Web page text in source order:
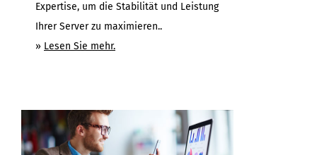
Expertise, um die Stabilität und Leistung
Ihrer Server zu maximieren..
» Lesen Sie mehr.